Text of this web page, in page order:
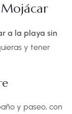
Mojácar
a la playa sin
y tener
y paseo, con